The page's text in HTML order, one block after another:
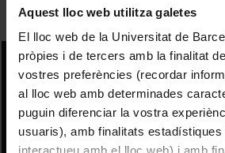
Aquest lloc web utilitza galetes
El lloc web de la Universitat de
pròpies i de tercers amb la finalitat
vostres preferències (recordar
al lloc web amb determinades
puguin diferenciar la vostra
usuaris), amb finalitats
interactueu amb el lloc web) i amb